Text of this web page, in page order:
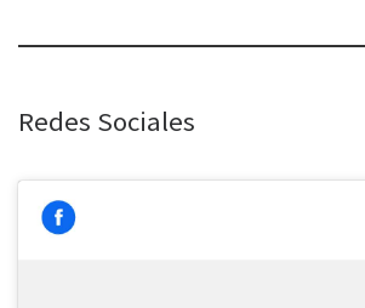
Redes Sociales